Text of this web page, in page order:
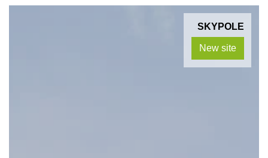
SKYPOLE
New site